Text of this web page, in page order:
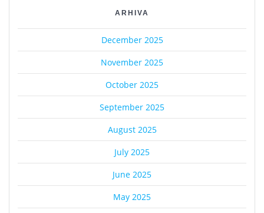
ARHIVA
December 2025
November 2025
October 2025
September 2025
August 2025
July 2025
June 2025
May 2025